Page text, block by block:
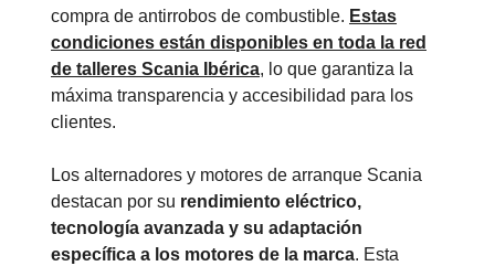
compra de antirrobos de combustible. Estas
condiciones están disponibles en toda la red
de talleres Scania Ibérica, lo que garantiza la
máxima transparencia y accesibilidad para los
clientes.
Los alternadores y motores de arranque Scania
destacan por su rendimiento eléctrico,
tecnología avanzada y su adaptación
específica a los motores de la marca. Esta